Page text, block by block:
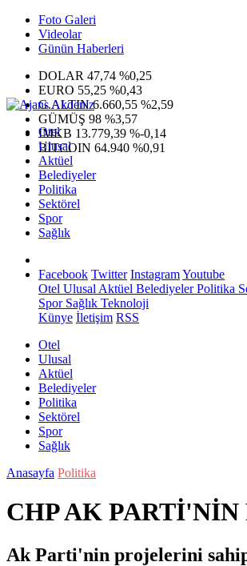
Foto Galeri
Videolar
Günün Haberleri
DOLAR 47,74 %0,25
EURO 55,25 %0,43
G.ALTIN6.660,55 %2,59
GÜMÜŞ 98 %3,57
IMKB 13.779,39 %-0,14
BITCOIN 64.940 %0,91
Otel
Ulusal
Aktüel
Belediyeler
Politika
Sektörel
Spor
Sağlık
Facebook Twitter InstagramYoutube
Otel Ulusal Aktüel BelediyelerPolitika
SporSağlık Teknoloji
Künye İletişim RSS
Otel
Ulusal
Aktüel
Belediyeler
Politika
Sektörel
Spor
Sağlık
Anasayfa Politika
CHP AK
Ak Parti'nin projelerini